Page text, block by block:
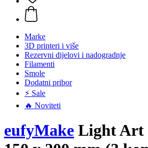
Marke
3D printeri i više
Rezervni dijelovi i nadogradnje
Filamenti
Smole
Dodatni pribor
⚡ Sale
🔥 Noviteti
eufyMake Light Art